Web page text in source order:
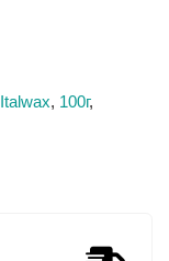
Italwax, 100г,